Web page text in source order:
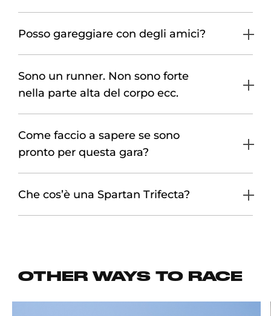
Posso gareggiare con degli amici?
Sono un runner. Non sono forte
nella parte alta del corpo ecc.
Come faccio a sapere se sono
pronto per questa gara?
Che cos’è una Spartan Trifecta?
OTHER WAYS TO RACE